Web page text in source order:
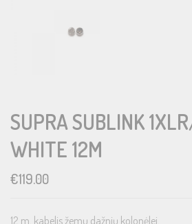
SUPRA SUBLINK
WHITE 12M
€119.00
12 m. kabelis žemų dažnių kolonėlei.